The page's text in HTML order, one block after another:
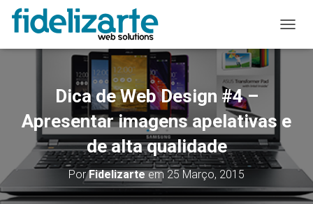
L
R
A
E
Dica de Web Design #4 –
Apresentar imagens apelativas e
de alta qualidade
PorFidelizarteem 25 Março, 2015